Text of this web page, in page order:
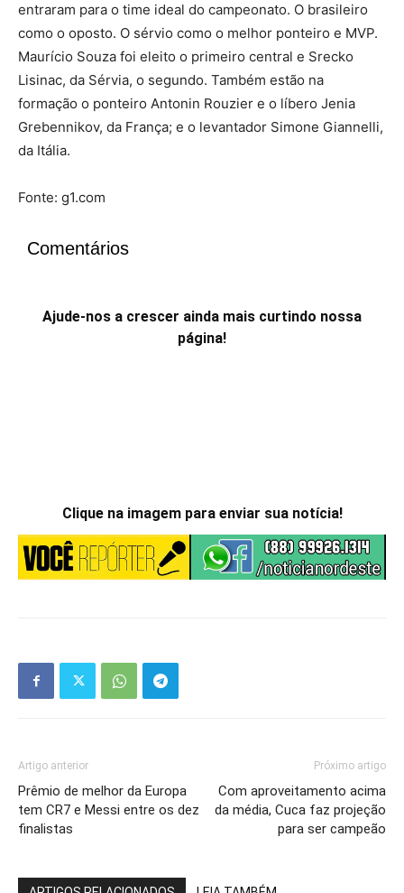
entraram para o time ideal do campeonato. O brasileiro
como o oposto. O sérvio como o melhor ponteiro e MVP.
Maurício Souza foi eleito o primeiro central e Srecko
Lisinac, da Sérvia, o segundo. Também estão na
formação o ponteiro Antonin Rouzier e o líbero Jenia
Grebennikov, da França; e o levantador Simone Giannelli,
da Itália.
Fonte: g1.com
Comentários
Ajude-nos a crescer ainda mais curtindo nossa
página!
Clique na imagem para enviar sua notícia!
Artigo anterior
Prêmio de melhor da Europa
tem CR7 e Messi entre os dez
finalistas
Próximo artigo
Com aproveitamento acima
da média, Cuca faz projeção
para ser campeão